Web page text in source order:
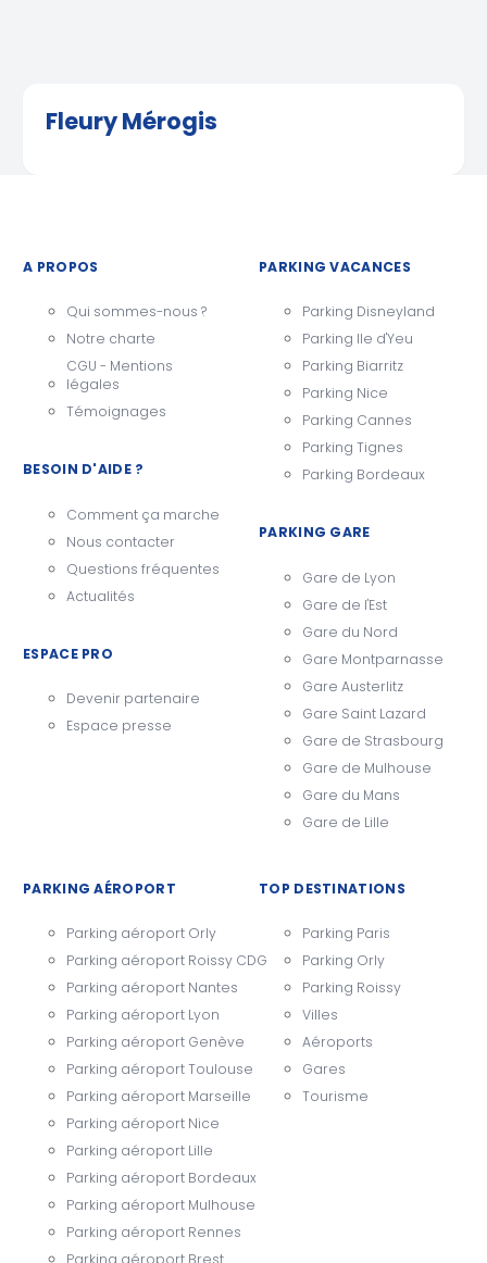
Fleury Mérogis
A PROPOS
Qui sommes-nous ?
Notre charte
CGU - Mentions
légales
Témoignages
BESOIN D'AIDE ?
Comment ça marche
Nous contacter
Questions fréquentes
Actualités
ESPACE PRO
Devenir partenaire
Espace presse
PARKING VACANCES
Parking Disneyland
Parking Ile d'Yeu
Parking Biarritz
Parking Nice
Parking Cannes
Parking Tignes
Parking Bordeaux
PARKING GARE
Gare de Lyon
Gare de l'Est
Gare du Nord
Gare Montparnasse
Gare Austerlitz
Gare Saint Lazard
Gare de Strasbourg
Gare de Mulhouse
Gare du Mans
Gare de Lille
PARKING AÉROPORT
Parking aéroport Orly
Parking aéroport Roissy CDG
Parking aéroport Nantes
Parking aéroport Lyon
Parking aéroport Genève
Parking aéroport Toulouse
Parking aéroport Marseille
Parking aéroport Nice
Parking aéroport Lille
Parking aéroport Bordeaux
Parking aéroport Mulhouse
Parking aéroport Rennes
TOP DESTINATIONS
Parking Paris
Parking Orly
Parking Roissy
Villes
Aéroports
Gares
Tourisme